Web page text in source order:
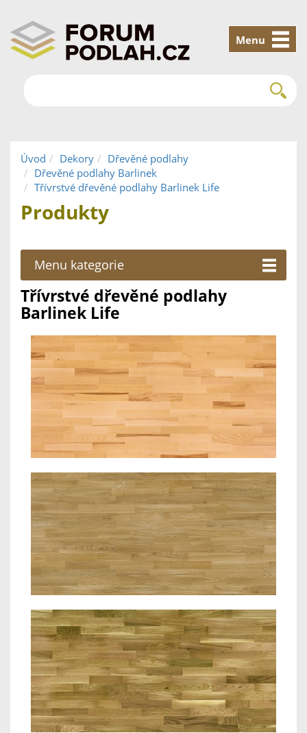
Menu
Úvod Dekory
Dřevěné podlahy
Dřevěné podlahy Barlinek
Třívrstvé dřevěné podlahy Barlinek Life
Produkty
Menu kategorie
Třívrstvé dřevěné podlahy
Barlinek Life